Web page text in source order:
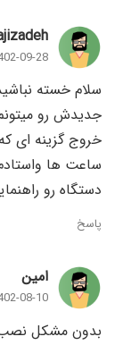
1402-09-28
سلام خسته
جدیدش رو
خروج گزینه ای
ساعت ها
دستگاه رو
پاسخ
امین
1402-08-10